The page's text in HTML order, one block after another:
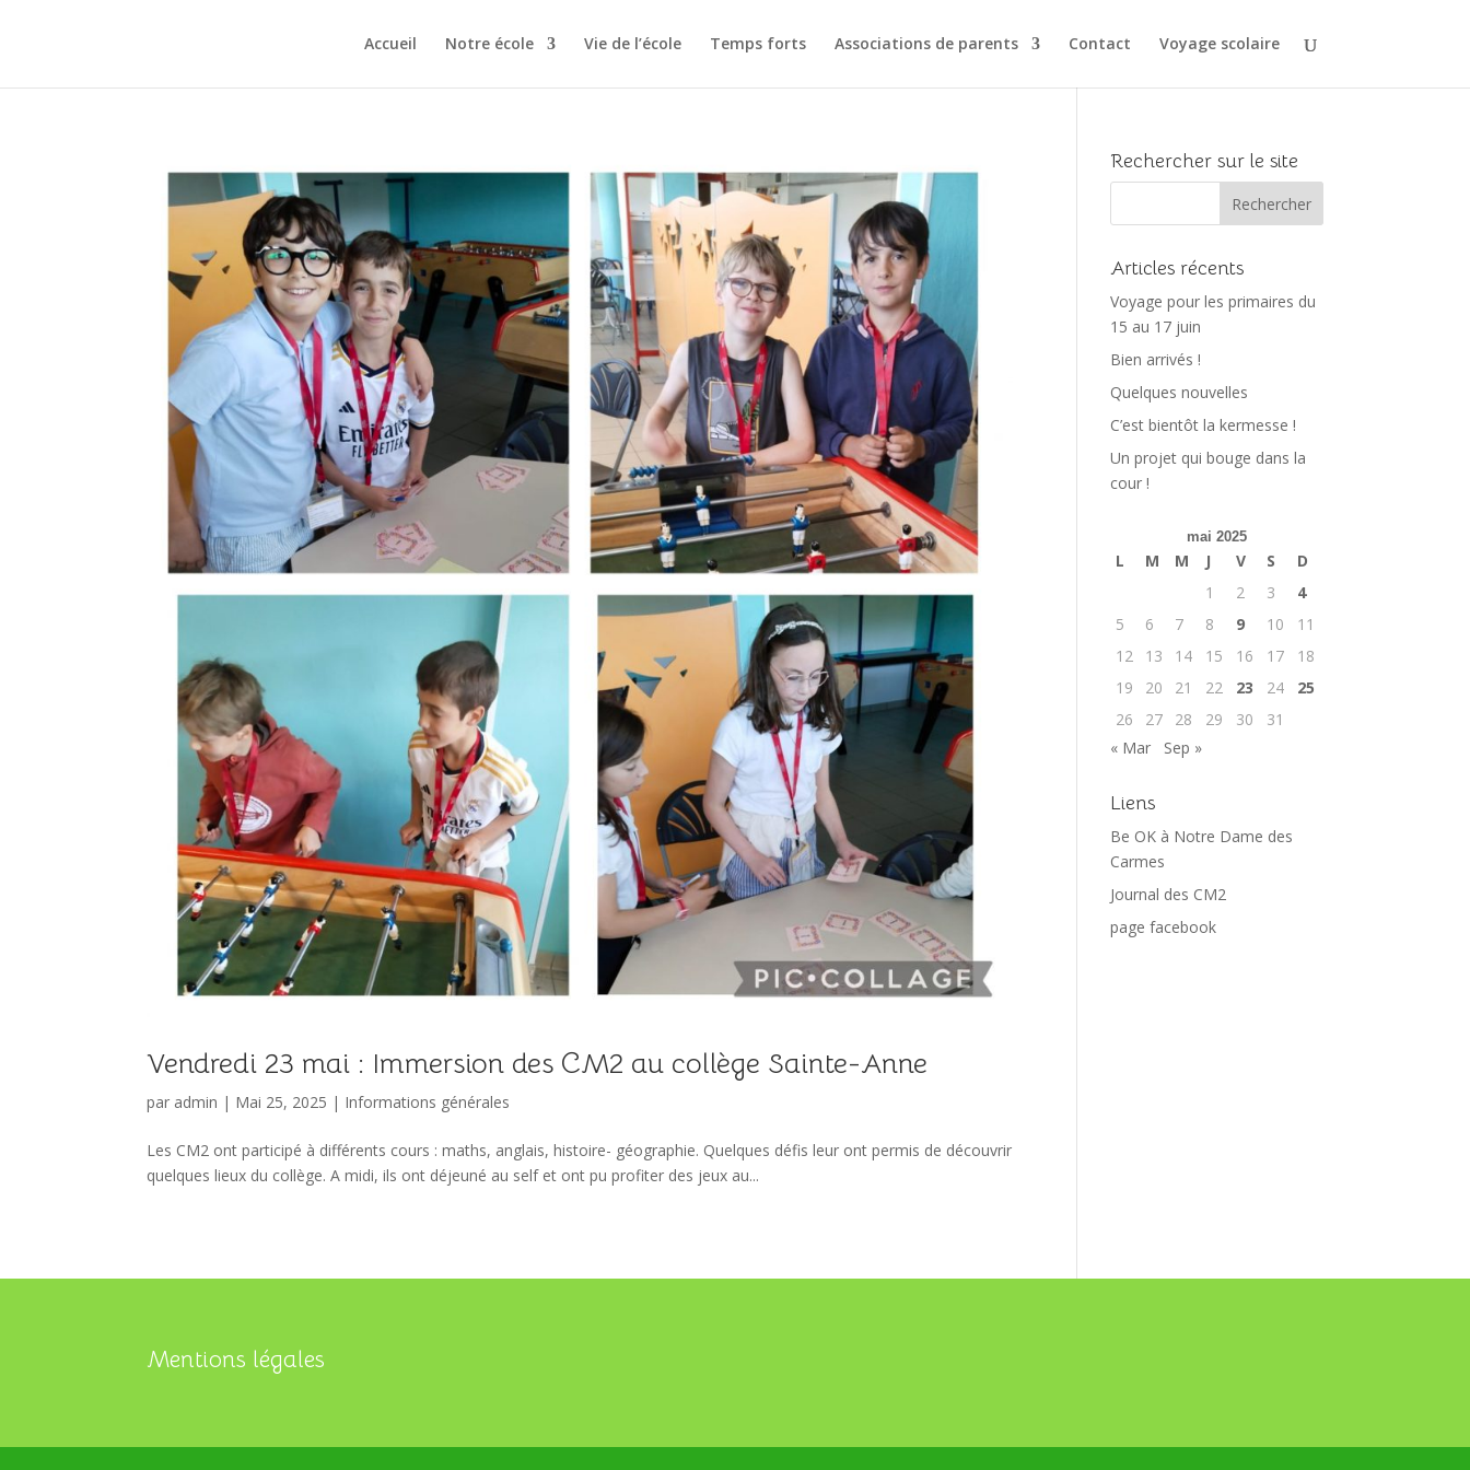
Accueil Notre école Vie de l’école Temps forts Associations de parents Contact Voyage scolaire
Vendredi 23 mai : Immersion des CM2 au collège Sainte-Anne
par admin | Mai 25, 2025 | Informations générales
Les CM2 ont participé à différents cours : maths, anglais, histoire- géographie. Quelques défis leur ont permis de découvrir
quelques lieux du collège. A midi, ils ont déjeuné au self et ont pu profiter des jeux au...
Rechercher sur le site
Articles récents
Voyage pour les primaires du
15 au 17 juin
Bien arrivés !
Quelques nouvelles
C’est bientôt la kermesse !
Un projet qui bouge dans la
cour !
mai 2025
L M M J V S
D
1
2 3
4
5
6 7 8 9 10
11
12
13 14 15 16 17
18
19
20 21 22 23 24
25
26
27 28 29 30
31
« Mar
Sep »
Liens
Be OK à Notre Dame des
Carmes
Journal des CM2
page facebook
Mentions légales